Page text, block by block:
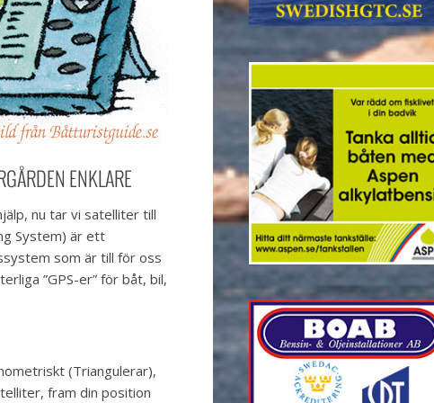
ENKLARE
nu tar vi satelliter till
System) är ett
som är till för oss
”GPS-er” för båt, bil,
(Triangulerar),
fram din position